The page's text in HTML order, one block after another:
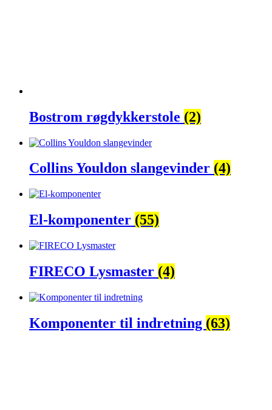
Bostrom røgdykkerstole (2)
Collins Youldon slangevinder (4)
El-komponenter (55)
FIRECO Lysmaster (4)
Komponenter til indretning (63)